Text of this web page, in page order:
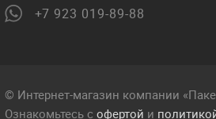
+7 923 019-89-88
© Интернет-магазин компании
Ознакомьтесь с офертой и